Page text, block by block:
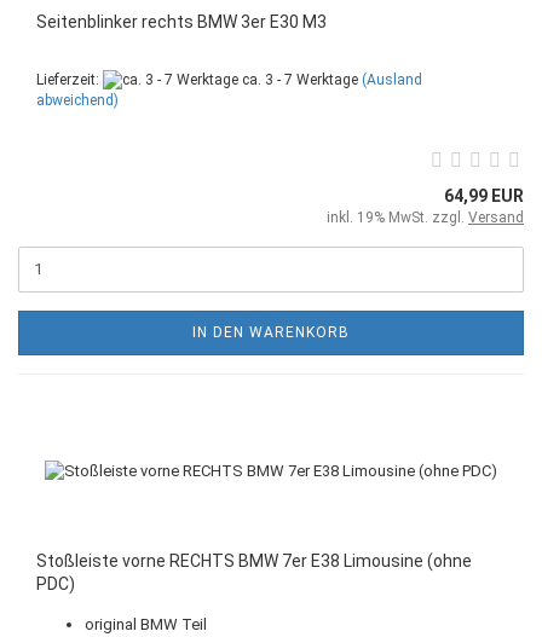
Seitenblinker rechts BMW 3er E30 M3
Lieferzeit: ca. 3 - 7 Werktage (Ausland
abweichend)
64,99 EUR
inkl. 19% MwSt. zzgl. Versand
IN DEN WARENKORB
Stoßleiste vorne RECHTS BMW 7er E38 Limousine (ohne
PDC)
original BMW Teil